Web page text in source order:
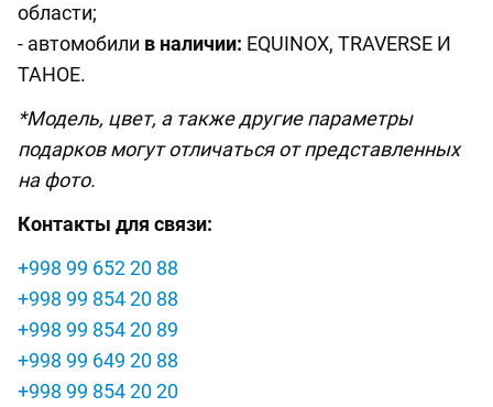
области;
- автомобили в наличии: EQUINOX, TRAVERSE И
TAHOE.
*Модель, цвет, а также другие параметры
подарков могут отличаться от представленных
на фото.
Контакты для связи:
+998 99 652 20 88
+998 99 854 20 88
+998 99 854 20 89
+998 99 649 20 88
+998 99 854 20 20